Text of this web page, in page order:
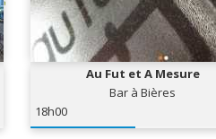
Au Fut et A Mesure
Bar à Bières
18h00